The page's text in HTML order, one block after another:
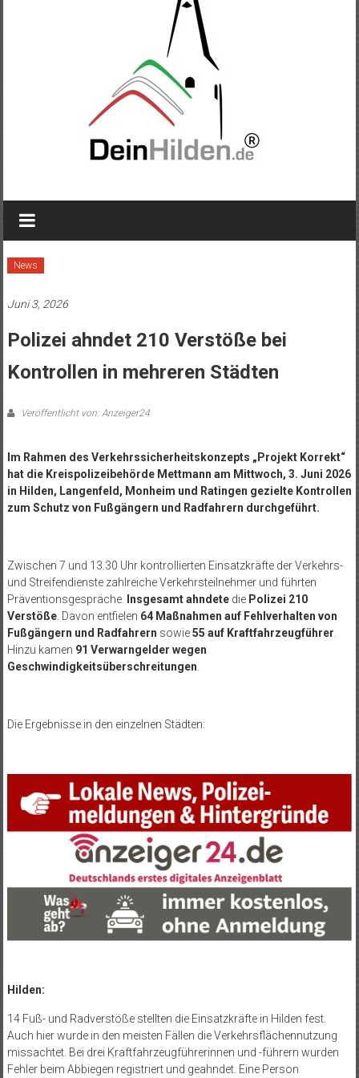
News
Juni 3, 2026
Polizei ahndet 210 Verstöße bei
Kontrollen in mehreren Städten
Veröffentlicht von: Anzeiger24
Im Rahmen des Verkehrssicherheitskonzepts „Projekt Korrekt“
hat die Kreispolizeibehörde Mettmann am Mittwoch, 3. Juni 2026
in Hilden, Langenfeld, Monheim und Ratingen gezielte Kontrollen
zum Schutz von Fußgängern und Radfahrern durchgeführt.
Zwischen 7 und 13.30 Uhr kontrollierten Einsatzkräfte der Verkehrs-
und Streifendienste zahlreiche Verkehrsteilnehmer und führten
Präventionsgespräche. Insgesamt ahndetedie Polizei 210
Verstöße. Davon entfielen 64 Maßnahmen auf Fehlverhalten von
Fußgängern und Radfahrern sowie55 auf Kraftfahrzeugführer
Hinzu kamen 91 Verwarngelder wegen
Geschwindigkeitsüberschreitungen
Die Ergebnisse in den einzelnen Städten:
Hilden:
14 Fuß- und Radverstöße stellten die Einsatzkräfte in Hilden fest.
Auch hier wurde in den meisten Fällen die Verkehrsflächennutzung
missachtet. Bei drei Kraftfahrzeugführerinnen und -führern wurden
Fehler beim Abbiegen registriert und geahndet. Eine Person